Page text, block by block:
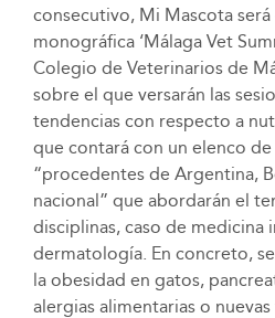
consecutivo, Mi Mascota
monográfica ‘Málaga Vet
Colegio de Veterinarios de
sobre el que versarán las
tendencias con respecto a
que contará con un elenco
“procedentes de Argentina,
nacional” que abordarán el
disciplinas, caso de medicina
dermatología. En concreto,
la obesidad en gatos,
alergias alimentarias o